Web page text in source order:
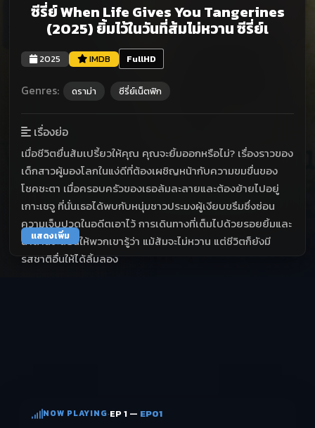
ซีรี่ย์ When Life Gives You Tangerines
(2025) ยิ้มไว้ในวันที่ส้มไม่หวาน ซีรี่ย์เ
2025 IMDB FullHD
Genres: ดราม่า ซีรี่ย์เน็ตฟิก
เรื่องย่อ
เมื่อชีวิตยื่นส้มเปรี้ยวให้คุณ คุณจะยิ้มออกหรือไม่? เรื่องราวของ
เด็กสาวผู้มองโลกในแง่ดีที่ต้องเผชิญหน้ากับความขมขื่นของ
โชคชะตา เมื่อครอบครัวของเธอล้มละลายและต้องย้ายไปอยู่
เกาะเชจู ที่นั่นเธอได้พบกับหนุ่มชาวประมงผู้เงียบขรึมซึ่งซ่อน
ความเจ็บปวดในอดีตเอาไว้ การเดินทางที่เต็มไปด้วยรอยยิ้มและ
น้ำตานี้จะสอนให้พวกเขารู้ว่า แม้ส้มจะไม่หวาน แต่ชีวิตก็ยังมี
รสชาติอื่นให้ได้ลิ้มลอง
แสดงเพิ่ม
NOW PLAYING·EP 1 — EP01